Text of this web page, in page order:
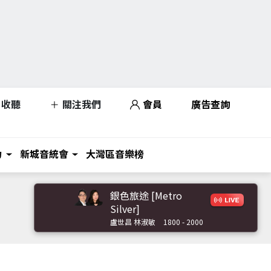
收聽 關注我們 會員 廣告查詢
新城音統會 大灣區音樂榜
銀色旅途 [Metro
Silver]
盧世昌 林淑敏 1800 - 2000